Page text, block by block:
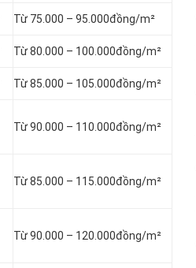
Từ 75.000 – 95.000đồng/m²
Từ 80.000 – 100.000đồng/m²
Từ 85.000 – 105.000đồng/m²
Từ 90.000 – 110.000đồng/m²
Từ 85.000 – 115.000đồng/m²
Từ 90.000 – 120.000đồng/m²